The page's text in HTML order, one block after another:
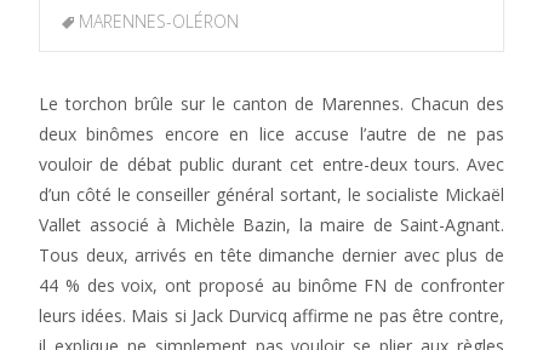
MARENNES-OLÉRON
Le torchon brûle sur le canton de Marennes. Chacun des
deux binômes encore en lice accuse l’autre de ne pas
vouloir de débat public durant cet entre-deux tours. Avec
d’un côté le conseiller général sortant, le socialiste Mickaël
Vallet associé à Michèle Bazin, la maire de Saint-Agnant.
Tous deux, arrivés en tête dimanche dernier avec plus de
44 % des voix, ont proposé au binôme FN de confronter
leurs idées. Mais si Jack Durvicq affirme ne pas être contre,